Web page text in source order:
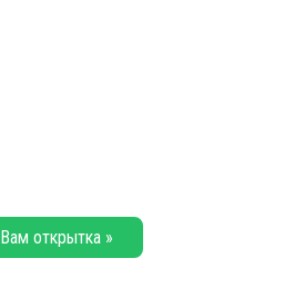
Вам открытка »